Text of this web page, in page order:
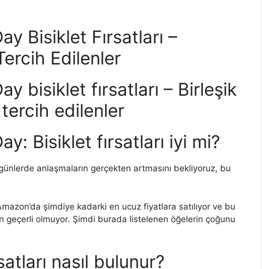
Bisiklet Fırsatları –
Edilenler
bisiklet fırsatları – Birleşik
tercih edilenler
Bisiklet fırsatları iyi mi?
anlaşmaların gerçekten artmasını bekliyoruz, bu
şimdiye kadarki en ucuz fiyatlara satılıyor ve bu
geçerli olmuyor. Şimdi burada listelenen öğelerin çoğunu
nasıl bulunur?